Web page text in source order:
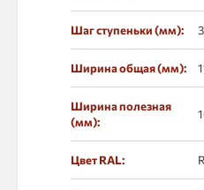
Шаг ступеньки (мм):
Ширина общая (мм):
Ширина полезная
(мм):
Цвет RAL: